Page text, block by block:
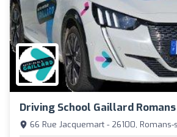
Driving School Gaillard Romans
66 Rue Jacquemart - 26100, Romans-